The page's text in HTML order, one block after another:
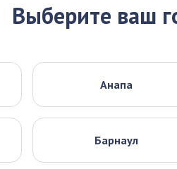
Выберите ваш
Анапа
Барнаул